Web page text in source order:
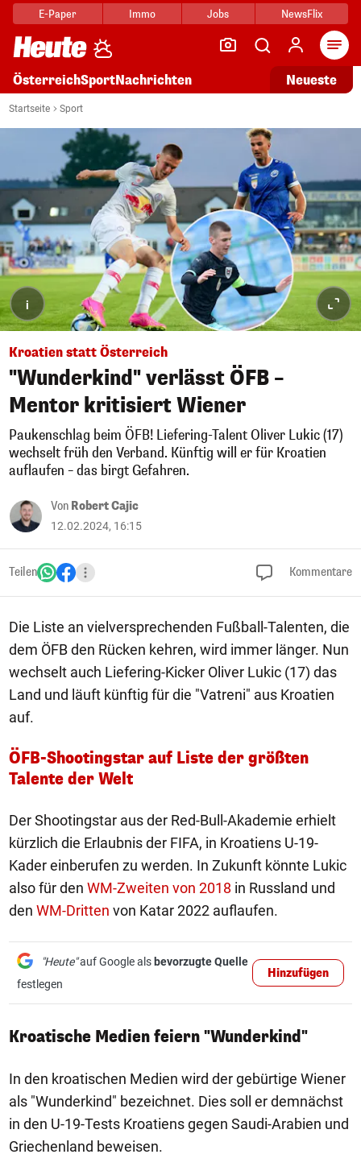
E-Paper Immo Jobs NewsFlix
ÖsterreichSportNachrichten Neueste
Startseite Sport
i
Kroatien statt Österreich
"Wunderkind" verlässt ÖFB –
Mentor kritisiert Wiener
Paukenschlag beim ÖFB! Liefering-Talent Oliver Lukic (17)
wechselt früh den Verband. Künftig will er für Kroatien
auflaufen – das birgt Gefahren.
Von Robert Cajic
12.02.2024, 16:15
Teilen Kommentare
Die Liste an vielversprechenden Fußball-Talenten, die
dem ÖFB den Rücken kehren, wird immer länger. Nun
wechselt auch Liefering-Kicker Oliver Lukic (17) das
Land und läuft künftig für die "Vatreni" aus Kroatien
auf.
ÖFB-Shootingstar auf Liste der größten
Talente der Welt
Der Shootingstar aus der Red-Bull-Akademie erhielt
kürzlich die Erlaubnis der FIFA, in Kroatiens U-19-
Kader einberufen zu werden. In Zukunft könnte Lukic
also für den WM-Zweiten von 2018 in Russland und
den WM-Dritten von Katar 2022 auflaufen.
"Heute"auf Google als bevorzugte Quelle
festlegen
Hinzufügen
Kroatische Medien feiern "Wunderkind"
In den kroatischen Medien wird der gebürtige Wiener
als "Wunderkind" bezeichnet. Dies soll er demnächst
in den U-19-Tests Kroatiens gegen Saudi-Arabien und
Griechenland beweisen.